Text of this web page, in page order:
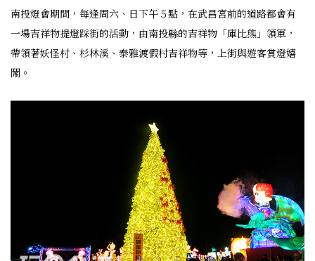
南投燈會期間，每逢周六、日下午５點，在武昌宮前的道路都會有
一場吉祥物提燈踩街的活動，由南投縣的吉祥物「庫比熊」領軍，
帶領著妖怪村、杉林溪、泰雅渡假村吉祥物等，上街與遊客賞燈嬉
鬧。